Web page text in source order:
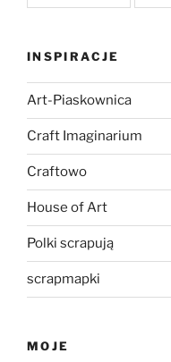
INSPIRACJE
Art-Piaskownica
Craft Imaginarium
Craftowo
House of Art
Polki scrapują
scrapmapki
MOJE